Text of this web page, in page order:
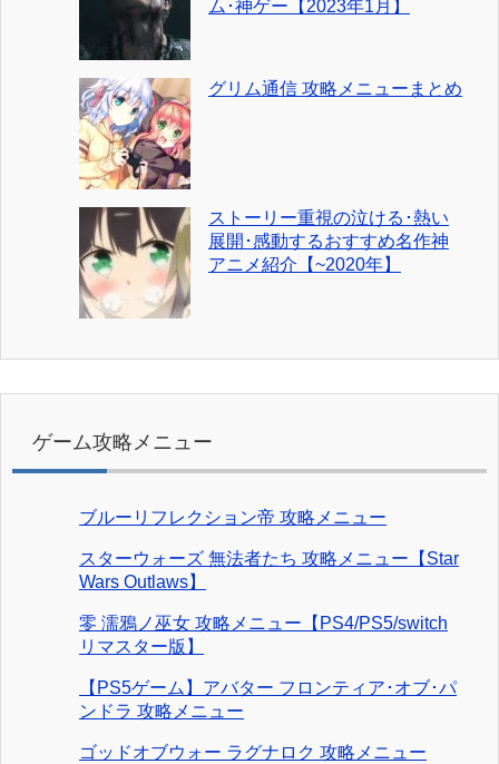
ム･神ゲー【2023年1月】
グリム通信 攻略メニューまとめ
ストーリー重視の泣ける･熱い
展開･感動するおすすめ名作神
アニメ紹介【~2020年】
ゲーム攻略メニュー
ブルーリフレクション帝 攻略メニュー
スターウォーズ 無法者たち 攻略メニュー【Star
Wars Outlaws】
零 濡鴉ノ巫女 攻略メニュー【PS4/PS5/switch
リマスター版】
【PS5ゲーム】アバター フロンティア･オブ･パ
ンドラ 攻略メニュー
ゴッドオブウォー ラグナロク 攻略メニュー